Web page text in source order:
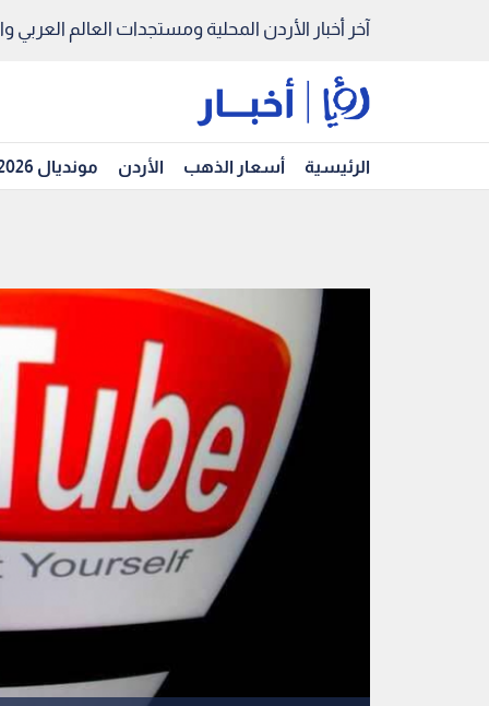
آخر أخبار الأردن المحلية ومستجدات العالم العربي
الرئيسية أسعار الذهب الأردن مونديال 2026